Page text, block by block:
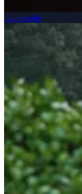
La chapelle